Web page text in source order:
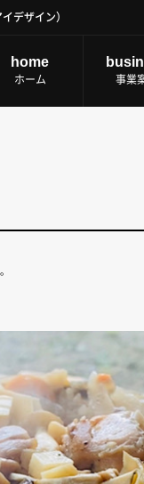
デザイン）
home
ホーム 事業